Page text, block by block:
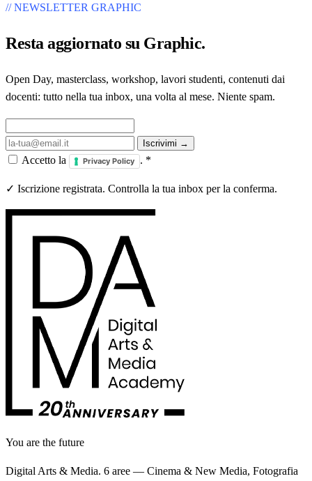
// NEWSLETTER GRAPHIC
Resta aggiornato su Graphic.
Open Day, masterclass, workshop, lavori studenti, contenuti dai
docenti: tutto nella tua inbox, una volta al mese. Niente spam.
Iscrivimi →
Accetto la Privacy Policy . *
✓ Iscrizione registrata. Controlla la tua inbox per la conferma.
You are the future
Digital Arts & Media. 6 aree — Cinema & New Media, Fotografia